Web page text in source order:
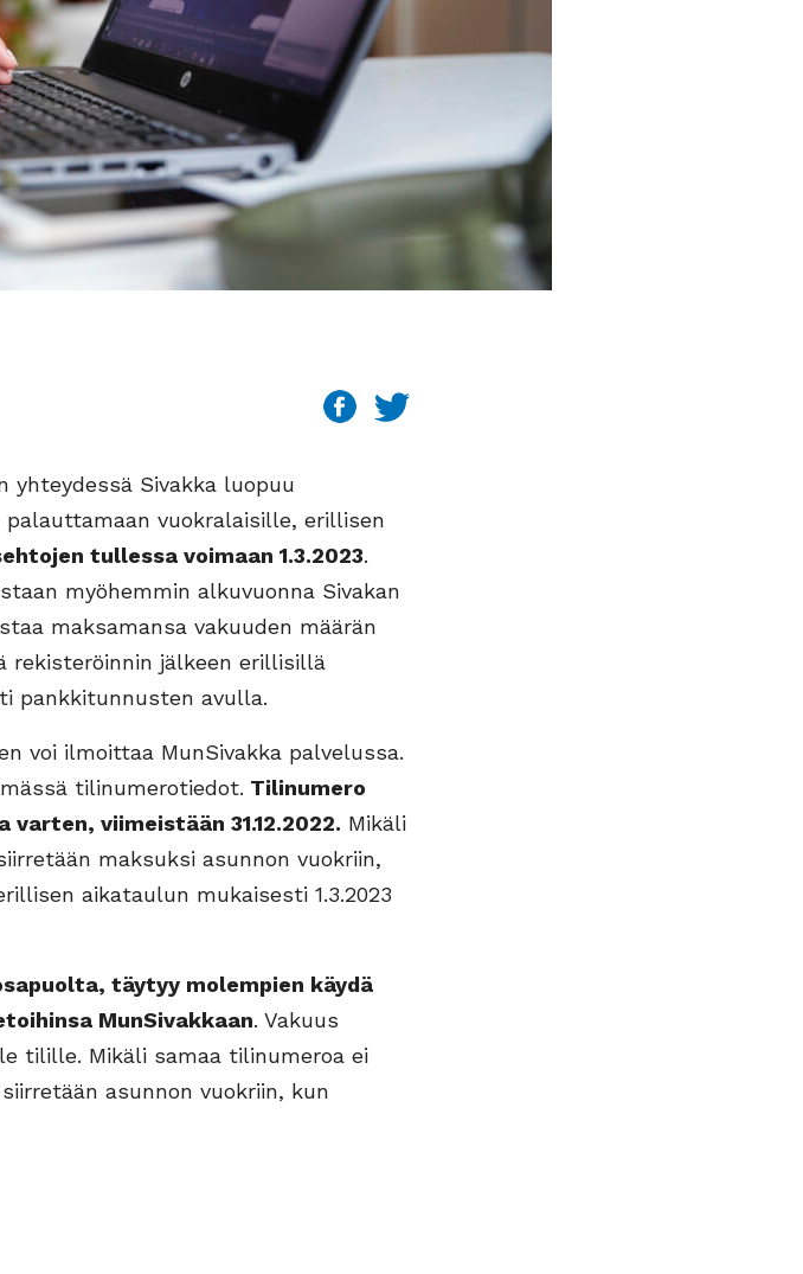
yhteydessä Sivakka luopuu
vuokralaisille, erillisen
tullessa voimaan 1.3.2023.
myöhemmin alkuvuonna Sivakan
maksamansa vakuuden määrän
rekisteröinnin jälkeen erillisillä
pankkitunnusten avulla.
voi ilmoittaa MunSivakka palvelussa.
tilinumerotiedot. Tilinumero
viimeistään 31.12.2022. Mikäli
maksuksi asunnon vuokriin,
aikataulun mukaisesti 1.3.2023
täytyy molempien käydä
MunSivakkaan. Vakuus
tilille. Mikäli samaa tilinumeroa ei
asunnon vuokriin, kun